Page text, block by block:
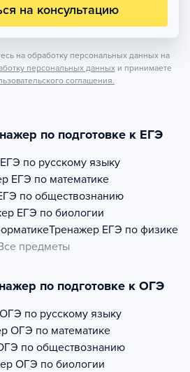
на консультацию
на обработку персональных данных на
персональных данных и принимаете
соглашения.
по подготовке к ЕГЭ
ЕГЭ по русскому языку
ЕГЭ по математике
по обществознанию
ЕГЭ по биологии
Тренажер ЕГЭ по физике
предметы
по подготовке к ОГЭ
ОГЭ по русскому языку
ОГЭ по математике
по обществознанию
ОГЭ по биологии